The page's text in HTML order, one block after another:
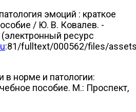
эмоций : краткое
/ Ю. В. Ковалев. -
ресурс
:81/fulltext/000562/files/
норме и патологии:
пособие. М.: Проспект,